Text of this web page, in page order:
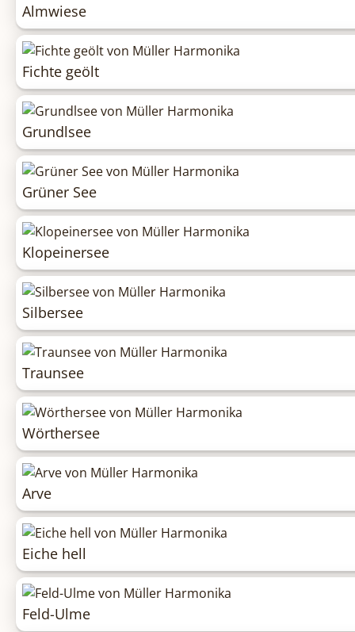
Almwiese
Fichte geölt
Grundlsee
Grüner See
Klopeinersee
Silbersee
Traunsee
Wörthersee
Arve
Eiche hell
Feld-Ulme